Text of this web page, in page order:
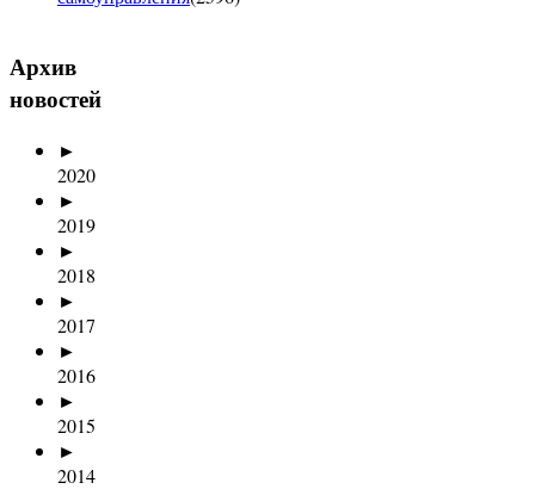
Архив
новостей
►
2020
►
2019
►
2018
►
2017
►
2016
►
2015
►
2014